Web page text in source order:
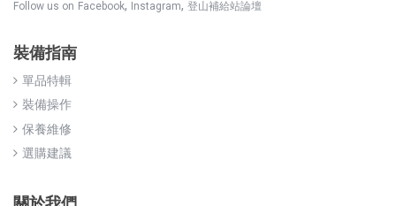
Follow us on Facebook, Instagram, 登山補給站論壇
裝備指南
單品特輯
裝備操作
保養維修
選購建議